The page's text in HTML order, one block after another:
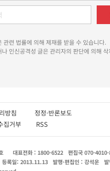
련 법률에 의해 제재를 받을 수 있습니다.
인신공격성 글은 관리자의 판단에 의해 삭
리방침 정정·반론보도
집거부 RSS
대표전화 : 1800-6522 편집국 070-
등록일: 2013.11.13 발행·편집인 : 강석운